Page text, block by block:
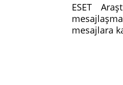
ESET
mesajlara